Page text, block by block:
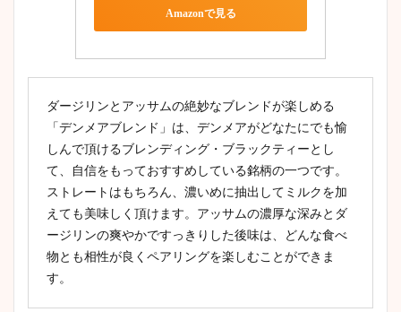
Amazonで見る
ダージリンとアッサムの絶妙なブレンドが楽しめる
「デンメアブレンド」は、デンメアがどなたにでも愉
しんで頂けるブレンディング・ブラックティーとし
て、自信をもっておすすめしている銘柄の一つです。
ストレートはもちろん、濃いめに抽出してミルクを加
えても美味しく頂けます。アッサムの濃厚な深みとダ
ージリンの爽やかですっきりした後味は、どんな食べ
物とも相性が良くペアリングを楽しむことができま
す。